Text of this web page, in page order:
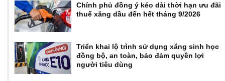
Chính phủ đồng ý kéo dài thời hạn ưu đãi
thuế xăng dầu đến hết tháng 9/2026
Triển khai lộ trình sử dụng xăng sinh học
đồng bộ, an toàn, bảo đảm quyền lợi
người tiêu dùng